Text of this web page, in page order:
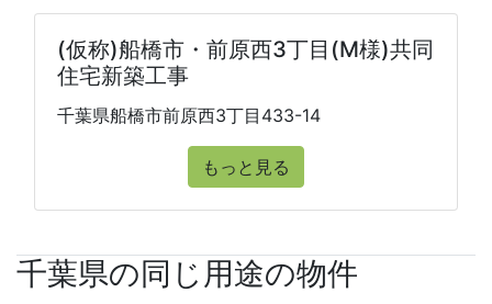
(仮称)船橋市・前原西3丁目(M様)共同
住宅新築工事
千葉県船橋市前原西3丁目433-14
もっと見る
千葉県の同じ用途の物件